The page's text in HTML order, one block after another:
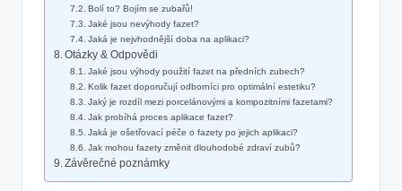
Bolí to? Bojím se zubařů!
Jaké jsou nevýhody fazet?
Jaká je nejvhodnější doba na aplikaci?
Otázky & Odpovědi
Jaké jsou výhody použití fazet na předních zubech?
Kolik fazet doporučují odborníci pro optimální estetiku?
Jaký je rozdíl mezi porcelánovými a kompozitními fazetami?
Jak probíhá proces aplikace fazet?
Jaká je ošetřovací péče o fazety po jejich aplikaci?
Jak mohou fazety změnit dlouhodobé zdraví zubů?
Závěrečné poznámky